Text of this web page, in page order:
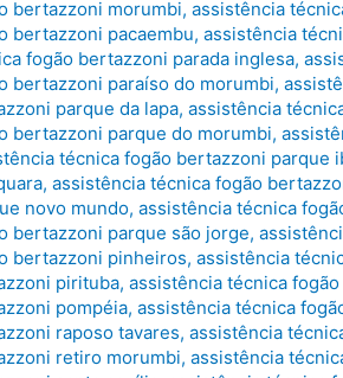
bertazzoni morumbi, assistência
bertazzoni pacaembu, assistência
fogão bertazzoni parada inglesa,
bertazzoni paraíso do morumbi,
parque da lapa, assistência
bertazzoni parque do morumbi,
técnica fogão bertazzoni parque
, assistência técnica fogão
novo mundo, assistência técnica
bertazzoni parque são jorge,
bertazzoni pinheiros, assistência
pirituba, assistência técnica
pompéia, assistência técnica
raposo tavares, assistência
retiro morumbi, assistência